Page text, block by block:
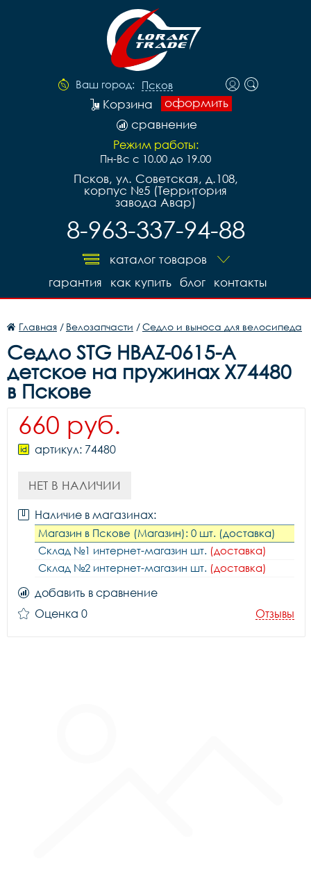
Ваш город: Псков
оформить
Корзина
сравнение
Режим работы:
Пн-Вс с 10.00 до 19.00
Псков, ул. Советская, д.108,
корпус №5 (Территория
завода Авар)
8-963-337-94-88
каталог товаров
контакты
блог
как купить
гарантия
Главная / Велозапчасти /Седло и выноса для велосипеда
Седло STG HBAZ-0615-A
детское на пружинах X74480
в Пскове
660 руб.
артикул: 74480
НЕТ В НАЛИЧИИ
Наличие в магазинах:
Магазин в Пскове (Магазин): 0 шт. (доставка)
Склад №1 интернет-магазин шт. (доставка)
Склад №2 интернет-магазин шт. (доставка)
добавить в сравнение
Оценка 0
Отзывы